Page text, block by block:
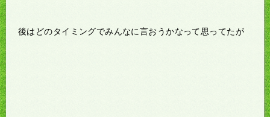
後はどのタイミングでみんなに言おうかなって思ってたが